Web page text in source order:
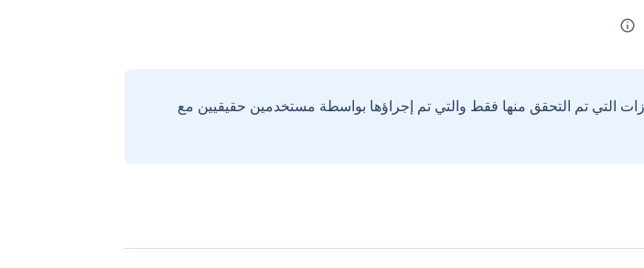
التي تم التحقق منها فقط والتي تم إجراؤها بواسطة مستخدمين حقيقيين مع